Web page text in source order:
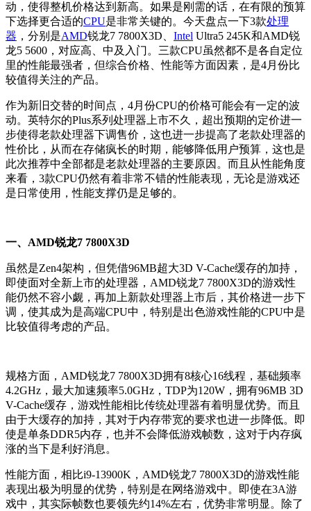
动，使得整机价格达到新高。如果是刚需的话，在有限的预算
下选择更合适的CPU是非常关键的。今天盘点一下3款处理
器 ，分别是AMD锐龙7 7800X3D、 Intel Ultra5 245K和AMD锐
龙5 5600，对应高、中及入门。三款CPU虽然都不是各自定位
里的性能最强者，但综合价格、性能等方面因素，是4月份比
较值得关注的产品。
作为新旧交替的时间点，4月份CPU的价格可能会有一定的波
动。英特尔的Plus系列处理器上市不久，超出预期的定价进一
步使得老款处理器下调售价，这也进一步提高了老款处理器的
性价比，从而在存储疯长的时期，能够降低用户预算，这也是
此次推荐中全部都是老款处理器的主要原因。而且从性能角度
来看，3款CPU仍然有着非常不错的性能表现，无论是游戏还
是日常使用，性能支撑仍是足够的。
一、AMD锐龙7 7800X3D
虽然是Zen4架构，但凭借96MB超大3D V-Cache缓存的加持，
即使面对全新上市的处理器，AMD锐龙7 7800X3D的游戏性
能仍然不容小觑，再加上新款处理器上市后，其价格进一步下
调，使其成为是高端CPU中，特别是出色游戏性能的CPU中是
比较值得考虑的产品。
规格方面，AMD锐龙7 7800X3D拥有8核心16线程，基础频率
4.2GHz，最大加速频率5.0GHz，TDP为120W，拥有96MB 3D
V-Cache缓存，游戏性能相比传统处理器有着明显优势。而且
由于大缓存的加持，其对于内存带宽的要求也进一步降低。即
使是单条DDR5内存，也并不会降低游戏帧数，这对于内存疯
涨的当下是利好消息。
性能方面，相比i9-13900K，AMD锐龙7 7800X3D的游戏性能
表现出极为明显的优势，特别是在网络游戏中。即使在3A游
戏中，其实际帧数也要领先约14%左右，优势非常明显。除了